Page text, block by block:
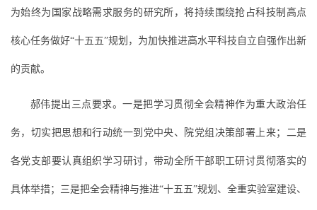
为始终为国家战略需求服务的研究所，将持续围绕抢占科技制高点
核心任务做好“十五五”规划，为加快推进高水平科技自立自强作出新
的贡献。
郝伟提出三点要求。一是把学习贯彻全会精神作为重大政治任
务，切实把思想和行动统一到党中央、院党组决策部署上来；二是
各党支部要认真组织学习研讨，带动全所干部职工研讨贯彻落实的
具体举措；三是把全会精神与推进“十五五”规划、全重实验室建设、